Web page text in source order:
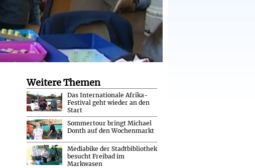
Weitere Themen
Das Internationale Afrika-
Festival geht wieder an den
Start
Sommertour bringt Michael
Donth auf den Wochenmarkt
Mediabike der Stadtbibliothek
besucht Freibad im
Markwasen